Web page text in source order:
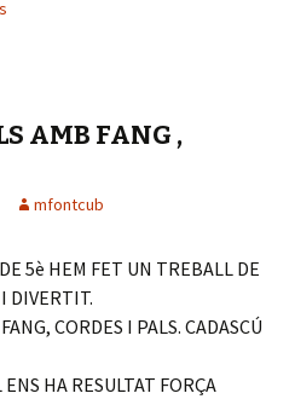
AMB FANG ,
mfontcub
5è HEM FET UN TREBALL DE
DIVERTIT.
CORDES I PALS. CADASCÚ
HA RESULTAT FORÇA